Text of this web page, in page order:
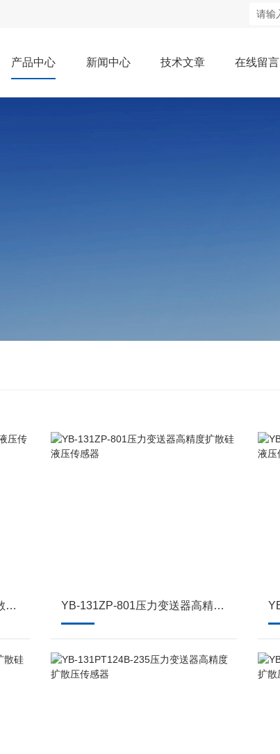
产品中心 新闻中心 技术文章 在线留言
YB-131JG-300压力变送器扩散硅液压传感器4-20mA YB-131ZP-801压力变送器高精度扩散硅液压传感器